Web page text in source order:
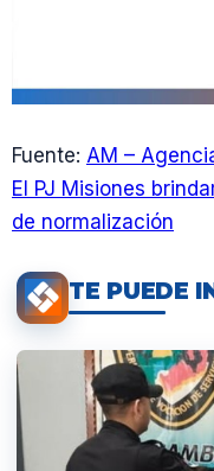
Fuente: AM –
El PJ Misiones
de normalización
TE PUEDE